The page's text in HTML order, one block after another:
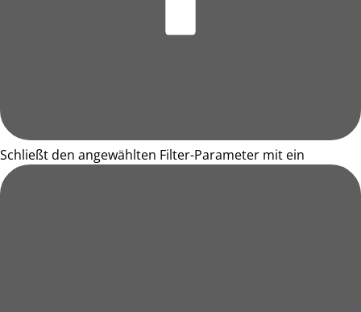
Schließt den angewählten Filter-Parameter mit ein